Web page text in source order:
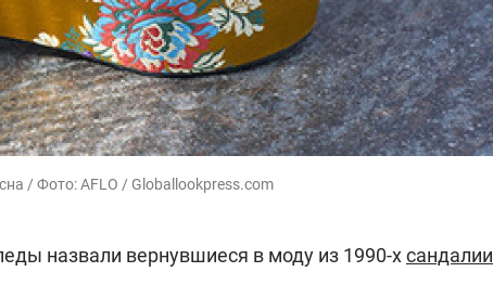
/ Фото: AFLO / Globallookpress.com
назвали вернувшиеся в моду из 1990-хсандалии